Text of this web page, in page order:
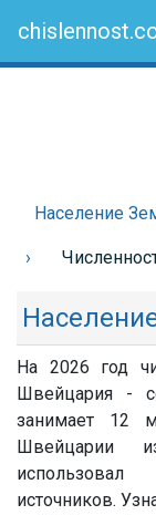
Население
На 2026 год
Швейцария -
занимает 12
Швейцарии
источников.